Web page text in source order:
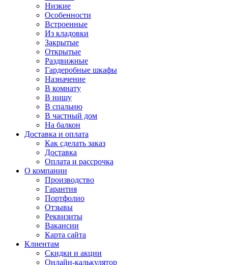
Низкие
Особенности
Встроенные
Из кладовки
Закрытые
Открытые
Раздвижные
Гардеробные шкафы
Назначение
В комнату
В нишу
В спальню
В частный дом
На балкон
Доставка и оплата
Как сделать заказ
Доставка
Оплата и рассрочка
О компании
Производство
Гарантия
Портфолио
Отзывы
Реквизиты
Вакансии
Карта сайта
Клиентам
Скидки и акции
Онлайн-калькулятор